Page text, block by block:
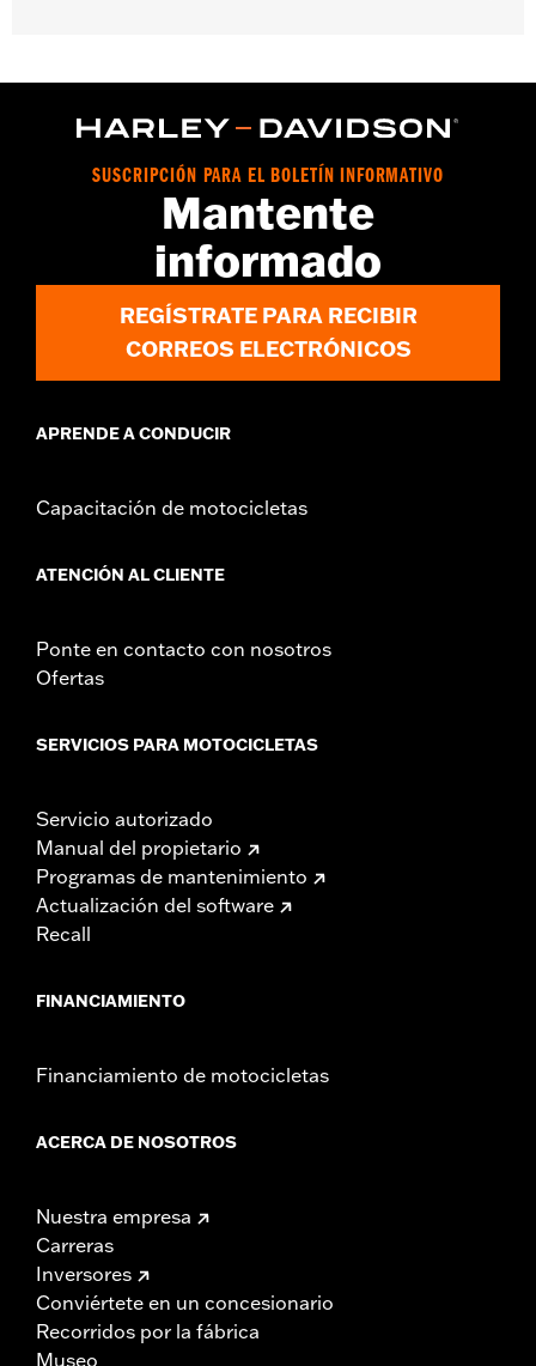
SUSCRIPCIÓN PARA EL BOLETÍN INFORMATIVO
Mantente
informado
REGÍSTRATE PARA RECIBIR
CORREOS ELECTRÓNICOS
APRENDE A CONDUCIR
Capacitación de motocicletas
ATENCIÓN AL CLIENTE
Ponte en contacto con nosotros
Ofertas
SERVICIOS PARA MOTOCICLETAS
Servicio autorizado
Manual del propietario
Programas de mantenimiento
Actualización del software
Recall
FINANCIAMIENTO
Financiamiento de motocicletas
ACERCA DE NOSOTROS
Nuestra empresa
Carreras
Inversores
Conviértete en un concesionario
Recorridos por la fábrica
Museo